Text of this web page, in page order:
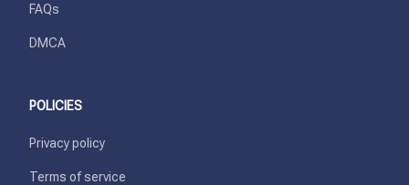
FAQs
DMCA
POLICIES
Privacy policy
Terms of service